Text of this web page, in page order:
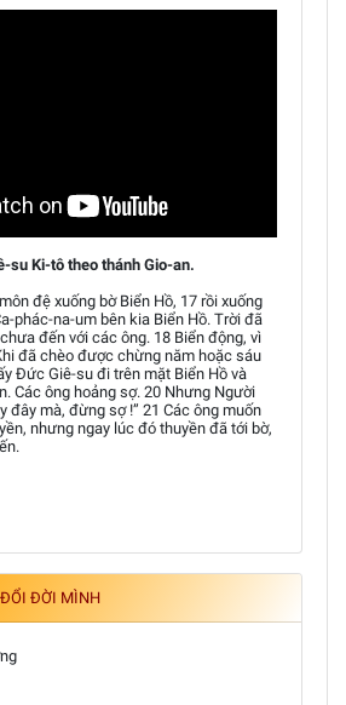
su Ki-tô theo thánh Gio-an.
đệ xuống bờ Biển Hồ, 17 rồi xuống
phác-na-um bên kia Biển Hồ. Trời đã
đến với các ông. 18 Biển động, vì
đã chèo được chừng năm hoặc sáu
Đức Giê-su đi trên mặt Biển Hồ và
Các ông hoảng sợ. 20 Nhưng Người
đây mà, đừng sợ !” 21 Các ông muốn
nhưng ngay lúc đó thuyền đã tới bờ,
ĐỔI ĐỜI MÌNH